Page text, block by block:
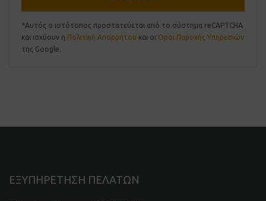
*Αυτός ο ιστότοπος προστατεύεται από το σύστημα reCAPTCHA
και ισχύουν η Πολιτική Απορρήτου και οι Όροι Παροχής Υπηρεσιών
της Google.
ΕΞΥΠΗΡΕΤΗΣΗ ΠΕΛΑΤΩΝ